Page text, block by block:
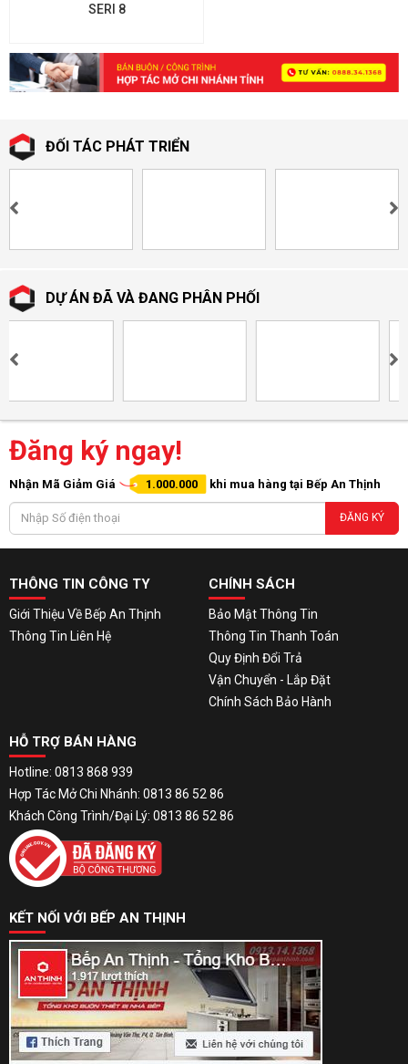
SERI 8
ĐỐI TÁC PHÁT TRIỂN
DỰ ÁN ĐÃ VÀ ĐANG PHÂN PHỐI
Đăng ký ngay!
Nhận Mã Giảm Giá 1.000.000 khi mua hàng tại Bếp An Thịnh
ĐĂNG KÝ
THÔNG TIN CÔNG TY
Giới Thiệu Về Bếp An Thịnh
Thông Tin Liên Hệ
CHÍNH SÁCH
Bảo Mật Thông Tin
Thông Tin Thanh Toán
Quy Định Đổi Trả
Vận Chuyển - Lắp Đặt
Chính Sách Bảo Hành
HỖ TRỢ BÁN HÀNG
Hotline: 0813 868 939
Hợp Tác Mở Chi Nhánh: 0813 86 52 86
Khách Công Trình/Đại Lý: 0813 86 52 86
KẾT NỐI VỚI BẾP AN THỊNH